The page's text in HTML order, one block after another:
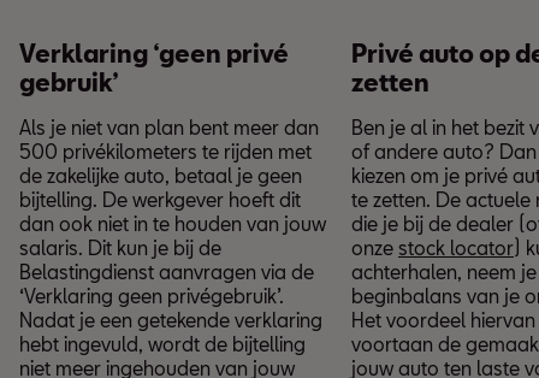
Verklaring ‘geen privé
gebruik’
Als je niet van plan bent meer dan
500 privékilometers te rijden met
de zakelijke auto, betaal je geen
bijtelling. De werkgever hoeft dit
dan ook niet in te houden van jouw
salaris. Dit kun je bij de
Belastingdienst aanvragen via de
‘Verklaring geen privégebruik’.
Nadat je een getekende verklaring
hebt ingevuld, wordt de bijtelling
niet meer ingehouden van jouw
Privé auto op
zetten
Ben je al in het bezit
of andere auto?
kiezen om je privé
te zetten. De
die je bij de dealer
onze stock locator)
achterhalen, neem
beginbalans van je
Het voordeel
voortaan de
jouw auto ten laste